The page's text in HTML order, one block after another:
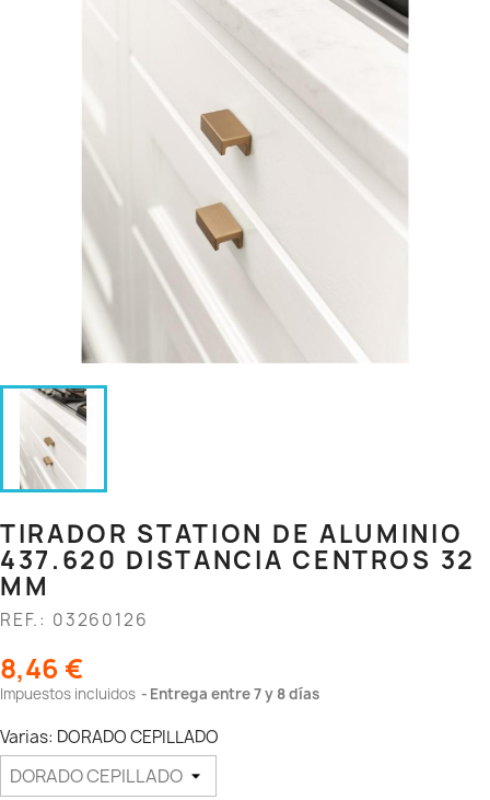
TIRADOR STATION DE ALUMINIO
437.620 DISTANCIA CENTROS 32
MM
REF.: 03260126
8,46 €
Impuestos incluidos Entrega entre 7 y 8 días
Varias: DORADO CEPILLADO